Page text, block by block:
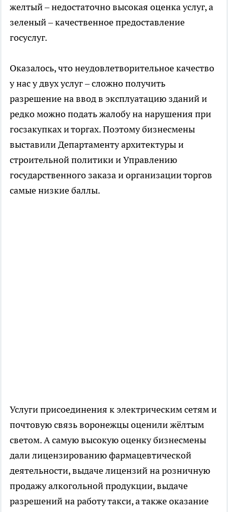
желтый – недостаточно высокая оценка услуг, а
зеленый – качественное предоставление
госуслуг.
Оказалось, что неудовлетворительное качество
у нас у двух услуг – сложно получить
разрешение на ввод в эксплуатацию зданий и
редко можно подать жалобу на нарушения при
госзакупках и торгах. Поэтому бизнесмены
выставили Департаменту архитектуры и
строительной политики и Управлению
государственного заказа и организации торгов
самые низкие баллы.
Услуги присоединения к электрическим сетям и
почтовую связь воронежцы оценили жёлтым
светом. А самую высокую оценку бизнесмены
дали лицензированию фармацевтической
деятельности, выдаче лицензий на розничную
продажу алкогольной продукции, выдаче
разрешений на работу такси, а также оказание